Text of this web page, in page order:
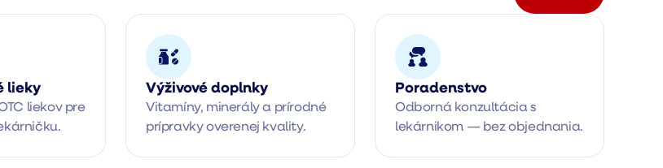
lieky
liekov pre
Výživové doplnky
Vitamíny, minerály a prírodné
prípravky overenej kvality.
Poradenstvo
Odborná konzultácia s
lekárnikom — bez objednania.